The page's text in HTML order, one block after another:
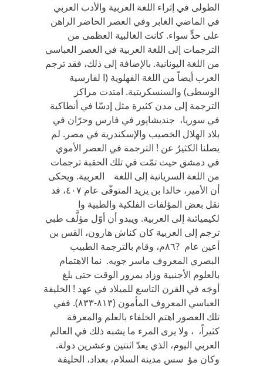
الطولى في‏ ‬إثراء اللغة العربية والأدب العربي‏
‬في‏ ‬الماضي‏ ‬الغابر وفي‏ ‬العصر الحاضر الراهن
على حدٍّ‏ ‬سواء‏. كانت الغالبية العظمى من
الترجمات إلى اللغة العربية في العصر العباسي‏
‬من اللغة اليونانية‏. ‬بالإضافة إلى ذلك،‏ ‬فقد ترجم
العرب أيضاً‏ ‬من اللغة الفهلوية‏ (‬ا لفارسية
الوسطى‏) ‬والسنسكريتية‏. ‬امتدت مراكز
الترجمة إلى مدن كثيرة مثل إدسّا في‏ ‬أنطاكية
في‏ ‬سوريا،‏ جنديشاپور في‏ ‬فارس وحرّان في‏
‬بلاد الهلال الخصيب والإسكندرية في‏ ‬مصر‏. ‬لم‏
‬يصلنا الكثيرُ‏ ‬عن ! الترجمة في‏ ‬العصر الأموي‏
‬في‏ ‬دمشق حيث تمّت في‏ ‬تلك الحقبة ترجمات
من اللغة السريانية إلى اللغة العربية‏. ‬ويحكى
أن الأمير،‏ ‬خالدا بن‏ ‬يزيد المتوفّى عام ‏٤٠٧‬،‏ ‬قد
نقل بعض المؤلفات الفلكية والطبية وا
لكيميائىة إلى العربية‏. ‬ويبدو أن أوّل مؤلَّف طبي‏
‬ترجم إلى العربية كان كناش هارون،‏ ‬القس بن
أعين عام ?٨٦‬م،‏ ‬وقام بالترجمة الطبيب
البصري‏ ‬المعروف ماسر جويه‏. ‬ نما الاهتمام
بالعلوم الأجنبية وزاد بمرور الوقت حتى بلغ‏
‬أوجَه في‏ ‬القرن التاسع للميلاد في‏ ‬عهد ! الخليفة
العباسي‏ ‬المعروف المأمون‏ (٨١٣-٨٣٣). ‬ففي‏
‬تلك العصور اهتم الخلفاء بالعلم والمعرفة
كثيراً، ،‏ ‬ولا‏ ‬يرى المرء ما‏ ‬يشبه ذلك في‏ ‬العالم
العربي‏ ‬اليوم،‏ ‬الذي‏ ‬يعدّ‏ ‬اثنتين وعشرين دولة‏.
‬وكان مؤ سس مدينة السلام،‏ ‬بغداد،‏ ‬الخليفة